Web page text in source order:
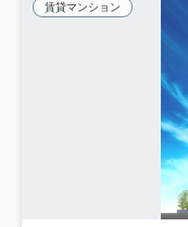
賃貸マンション